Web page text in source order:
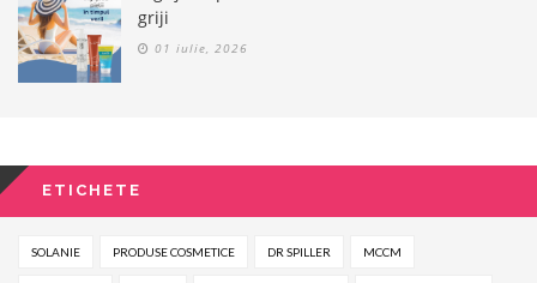
griji
01 iulie, 2026
ETICHETE
SOLANIE PRODUSE COSMETICE DR SPILLER MCCM